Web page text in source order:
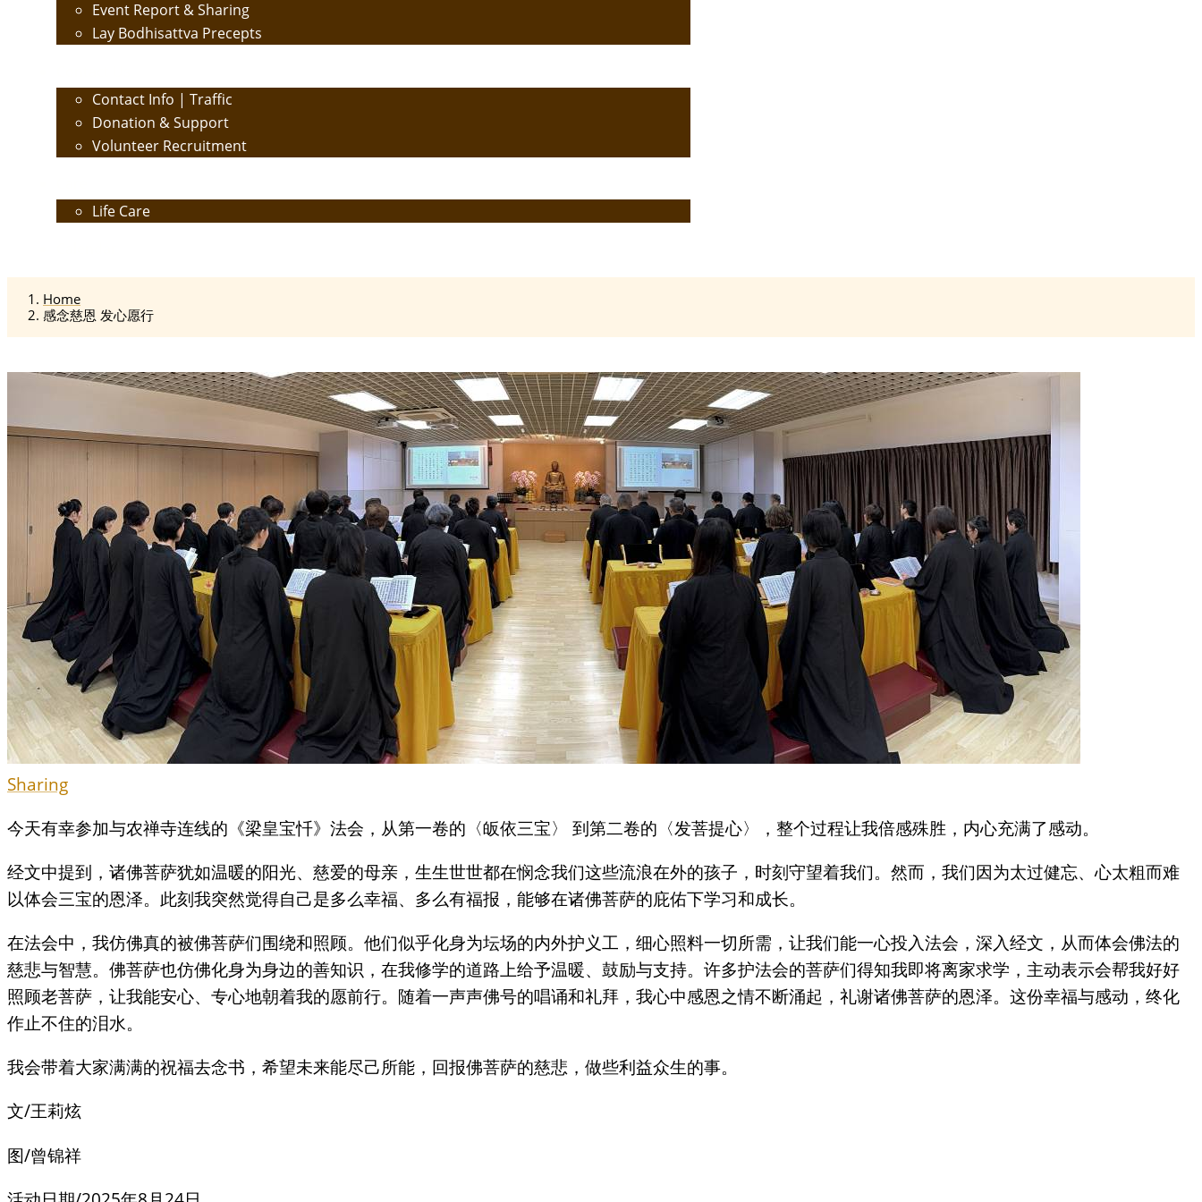
Event Report & Sharing
Lay Bodhisattva Precepts
Contact Info | Traffic
Donation & Support
Volunteer Recruitment
Life Care
Home
感念慈恩 发心愿行
Sharing
今天有幸参加与农禅寺连线的《梁皇宝忏》法会，从第一卷的〈皈依三宝〉 到第二卷的〈发菩提心〉，整个过程让我倍感殊胜，内心充满了感动。
经文中提到，诸佛菩萨犹如温暖的阳光、慈爱的母亲，生生世世都在悯念我们这些流浪在外的孩子，时刻守望着我们。然而，我们因为太过健忘、心太粗而难
以体会三宝的恩泽。此刻我突然觉得自己是多么幸福、多么有福报，能够在诸佛菩萨的庇佑下学习和成长。
在法会中，我仿佛真的被佛菩萨们围绕和照顾。他们似乎化身为坛场的内外护义工，细心照料一切所需，让我们能一心投入法会，深入经文，从而体会佛法的
慈悲与智慧。佛菩萨也仿佛化身为身边的善知识，在我修学的道路上给予温暖、鼓励与支持。许多护法会的菩萨们得知我即将离家求学，主动表示会帮我好好
照顾老菩萨，让我能安心、专心地朝着我的愿前行。随着一声声佛号的唱诵和礼拜，我心中感恩之情不断涌起，礼谢诸佛菩萨的恩泽。这份幸福与感动，终化
作止不住的泪水。
我会带着大家满满的祝福去念书，希望未来能尽己所能，回报佛菩萨的慈悲，做些利益众生的事。
文/王莉炫
图/曾锦祥